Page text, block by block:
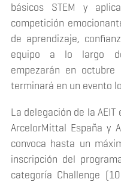
básicos STEM y
competición
de aprendizaje,
equipo a lo largo
empezarán en
terminará en un evento
La delegación de la
ArcelorMittal España y
convoca hasta un
inscripción del
categoría Challenge